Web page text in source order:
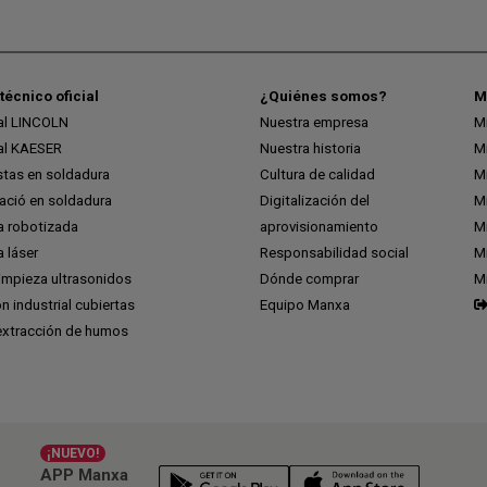
oficial
LINCOLN
KAESER
en soldadura
en soldadura
robotizada
láser
ultrasonidos
industrial cubiertas
de humos
¿Quiénes somos?
Nuestra empresa
Nuestra historia
Cultura de calidad
Digitalización del
aprovisionamiento
Responsabilidad social
Dónde comprar
Equipo Manxa
¡NUEVO!
APP Manxa